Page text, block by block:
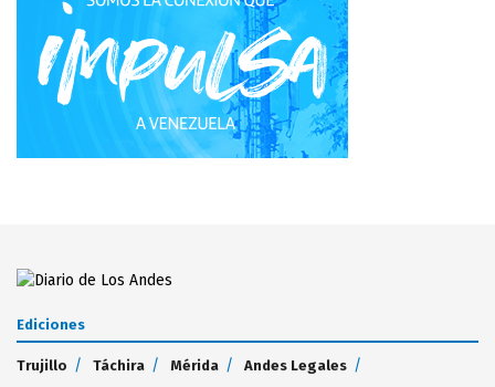
Ediciones
Trujillo Táchira Mérida Andes Legales